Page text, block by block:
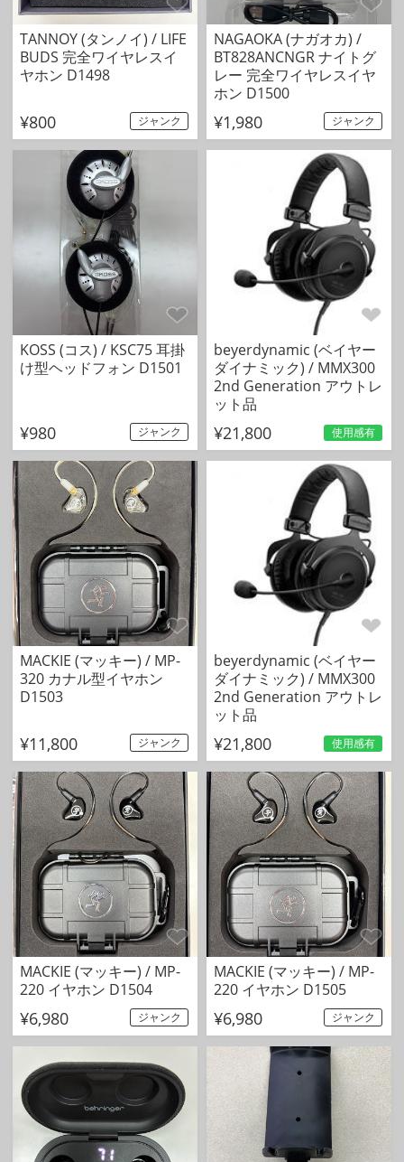
TANNOY (タンノイ) / LIFE
BUDS 完全ワイヤレスイ
ヤホン D1498
¥800 ジャンク
NAGAOKA (ナガオカ) /
BT828ANCNGR ナイトグ
レー 完全ワイヤレスイヤ
ホン D1500
¥1,980 ジャンク
KOSS (コス) / KSC75 耳掛
け型ヘッドフォン D1501
¥980 ジャンク
beyerdynamic (ベイヤー
ダイナミック) / MMX300
2nd Generation アウトレ
ット品
¥21,800 使用感有
MACKIE (マッキー) / MP-
320 カナル型イヤホン
D1503
¥11,800 ジャンク
beyerdynamic (ベイヤー
ダイナミック) / MMX300
2nd Generation アウトレ
ット品
¥21,800 使用感有
MACKIE (マッキー) / MP-
220 イヤホン D1504
¥6,980 ジャンク
MACKIE (マッキー) / MP-
220 イヤホン D1505
¥6,980 ジャンク